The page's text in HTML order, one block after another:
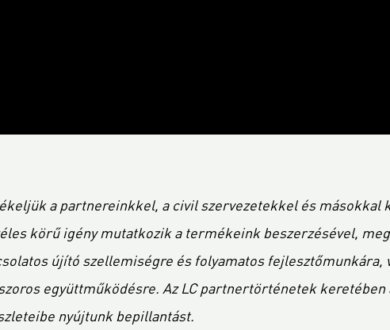
a partnereinkkel, a civil szervezetekkel és
körű igény mutatkozik a termékeink beszerzésével,
újító szellemiségre és folyamatos fejlesztőmunkára,
együttműködésre. Az LC partnertörténetek
nyújtunk bepillantást.